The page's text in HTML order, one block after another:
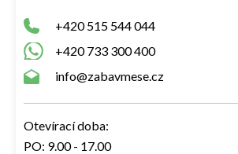
+420 515 544 044
+420 733 300 400
info@zabavmese.cz
Otevírací doba:
PO: 9.00 - 17.00